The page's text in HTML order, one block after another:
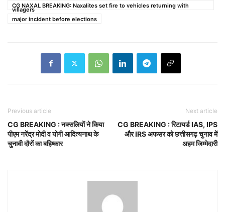
CG NAXAL BREAKING: Naxalites set fire to vehicles returning with
villagers
major incident before elections
Previous article
CG BREAKING : नक्सलियों ने किया
पीएम नरेंद्र मोदी व योगी आदित्यनाथ के
चुनावी दौरों का बहिष्कार
Next article
CG BREAKING : रिटायर्ड IAS, IPS
और IRS अफसर को छत्तीसगढ़ चुनाव में
अहम जिम्मेदारी